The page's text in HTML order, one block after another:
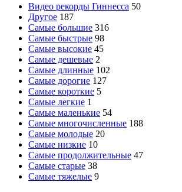
Видео рекорды Гиннесса 50
Другое 187
Самые большие 316
Самые быстрые 98
Самые высокие 45
Самые дешевые 2
Самые длинные 102
Самые дорогие 127
Самые короткие 5
Самые легкие 1
Самые маленькие 54
Самые многочисленные 188
Самые молодые 20
Самые низкие 10
Самые продолжительные 47
Самые старые 38
Самые тяжелые 9